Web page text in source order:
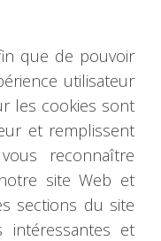
que de pouvoir
utilisateur
les cookies sont
et remplissent
reconnaître
site Web et
sections du site
et